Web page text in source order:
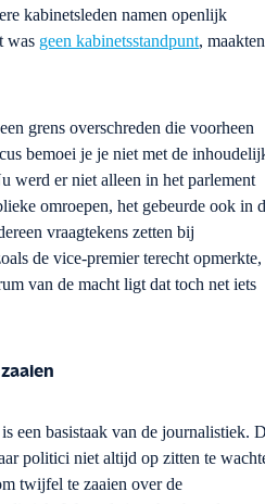
kabinetsleden namen openlijk
was geen kabinetsstandpunt, maakten
grens overschreden die voorheen
bemoei je je niet met de
werd er niet alleen in het parlement
omroepen, het gebeurde ook in
vraagtekens zetten bij
de vice-premier terecht opmerkte,
van de macht ligt dat toch net iets
een basistaak van de journalistiek.
politici niet altijd op zitten te
twijfel te zaaien over de